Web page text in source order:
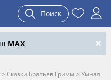
Поиск
MAX
> Сказки Братьев Гримм > Умная